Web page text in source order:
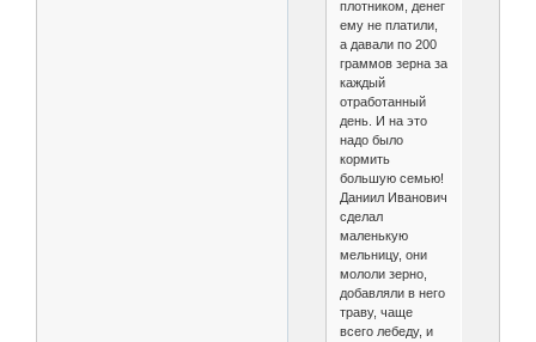
плотником, денег
ему не платили,
а давали по 200
граммов зерна за
каждый
отработанный
день. И на это
надо было
кормить
большую семью!
Даниил Иванович
сделал
маленькую
мельницу, они
мололи зерно,
добавляли в него
траву, чаще
всего лебеду, и